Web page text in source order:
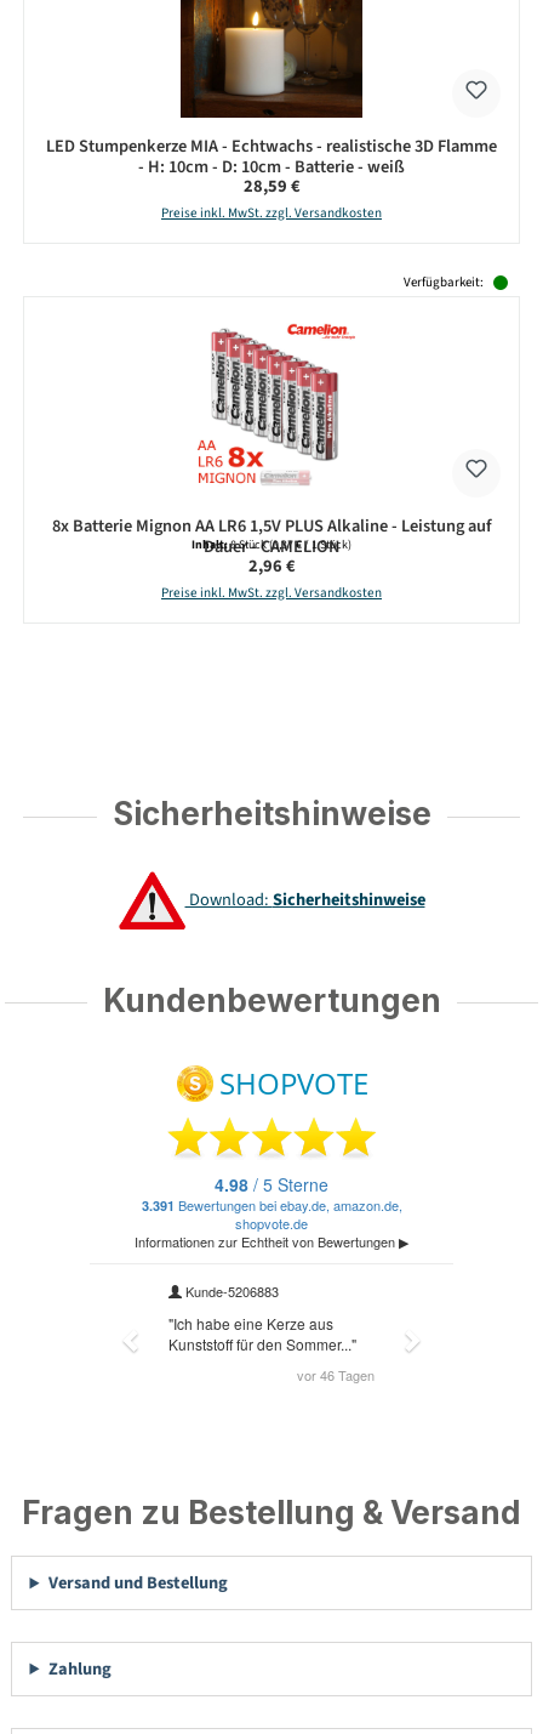
LED Stumpenkerze MIA - Echtwachs - realistische 3D Flamme
- H: 10cm - D: 10cm - Batterie - weiß
Regulärer Preis:
28,59 €
Preise inkl. MwSt. zzgl. Versandkosten
Verfügbarkeit:
8x Batterie Mignon AA LR6 1,5V PLUS Alkaline - Leistung auf
Dauer - CAMELION
Inhalt:8 Stück(0,37 € / 1 Stück)
Regulärer Preis:
2,96 €
Preise inkl. MwSt. zzgl. Versandkosten
Sicherheitshinweise
Download:Sicherheitshinweise
Kundenbewertungen
Fragen zu Bestellung & Versand
Versand und Bestellung
Zahlung